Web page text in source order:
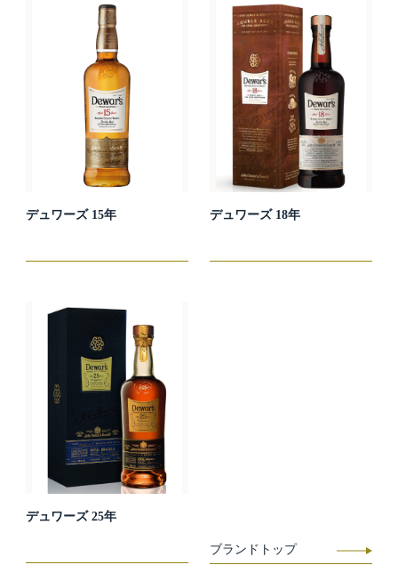
デュワーズ 15年 デュワーズ 18年
デュワーズ 25年
ブランドトップ